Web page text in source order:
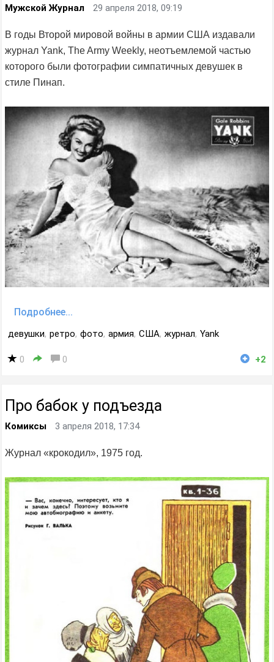
Мужской Журнал 29 апреля 2018, 09:19
В годы Второй мировой войны в армии США издавали
журнал Yank, The Army Weekly, неотъемлемой частью
которого были фотографии симпатичных девушек в
стиле Пинап.
Подробнее...
девушки, ретро, фото, армия, США, журнал, Yank
0 0 +2
Про бабок у подъезда
Комиксы 3 апреля 2018, 17:34
Журнал «крокодил», 1975 год.